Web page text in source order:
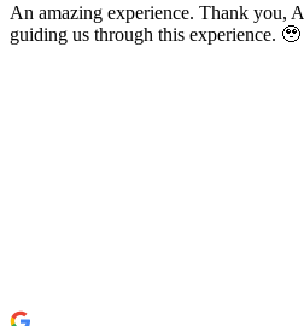
An amazing experience. Thank you,
guiding us through this experience.